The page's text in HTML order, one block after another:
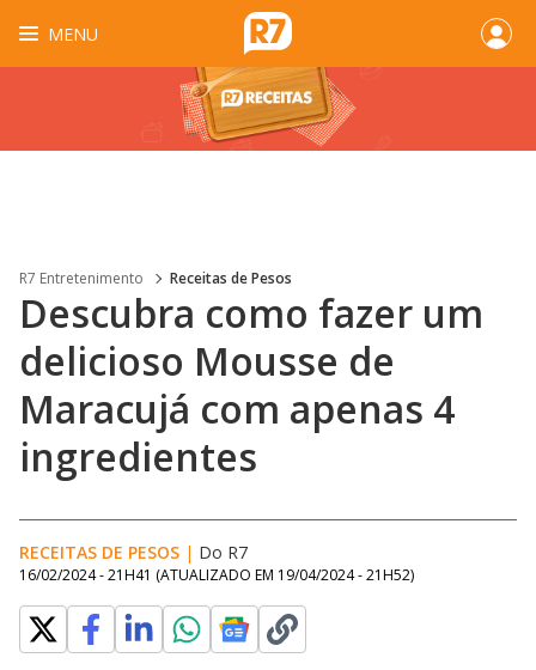
MENU
R7 Entretenimento Receitas de Pesos
Descubra como fazer um
delicioso Mousse de
Maracujá com apenas 4
ingredientes
RECEITAS DE PESOS | Do R7
16/02/2024 - 21H41 (ATUALIZADO EM 19/04/2024 - 21H52)